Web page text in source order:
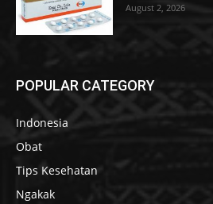
August 2, 2026
POPULAR CATEGORY
Indonesia
Obat
Tips Kesehatan
Ngakak